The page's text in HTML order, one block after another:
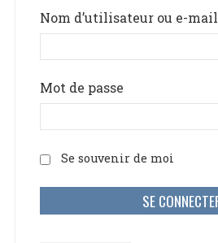
Nom d’utilisateur ou e-mail
Mot de passe
Se souvenir de moi